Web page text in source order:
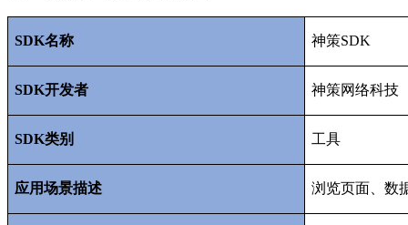
SDK名称 神策SDK
SDK开发者 神策网络科技
SDK类别 工具
应用场景描述 浏览页面、数